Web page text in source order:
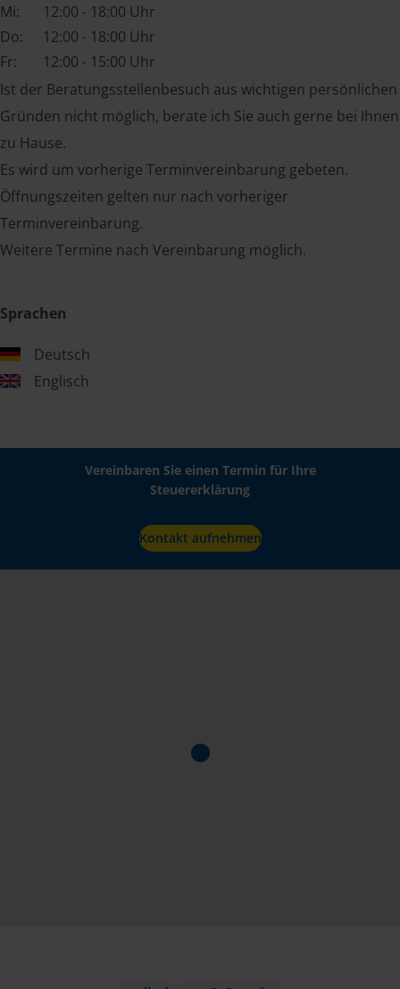
Mi:
12:00 - 18:00 Uhr
Do:
12:00 - 18:00 Uhr
Fr:
12:00 - 15:00 Uhr
Ist der Beratungsstellenbesuch aus wichtigen persönlichen
Gründen nicht möglich, berate ich Sie auch gerne bei Ihnen
zu Hause.
Es wird um vorherige Terminvereinbarung gebeten.
Öffnungszeiten gelten nur nach vorheriger
Terminvereinbarung.
Weitere Termine nach Vereinbarung möglich.
Sprachen
Deutsch
Englisch
Vereinbaren Sie einen Termin für Ihre
Steuererklärung
Kontakt aufnehmen